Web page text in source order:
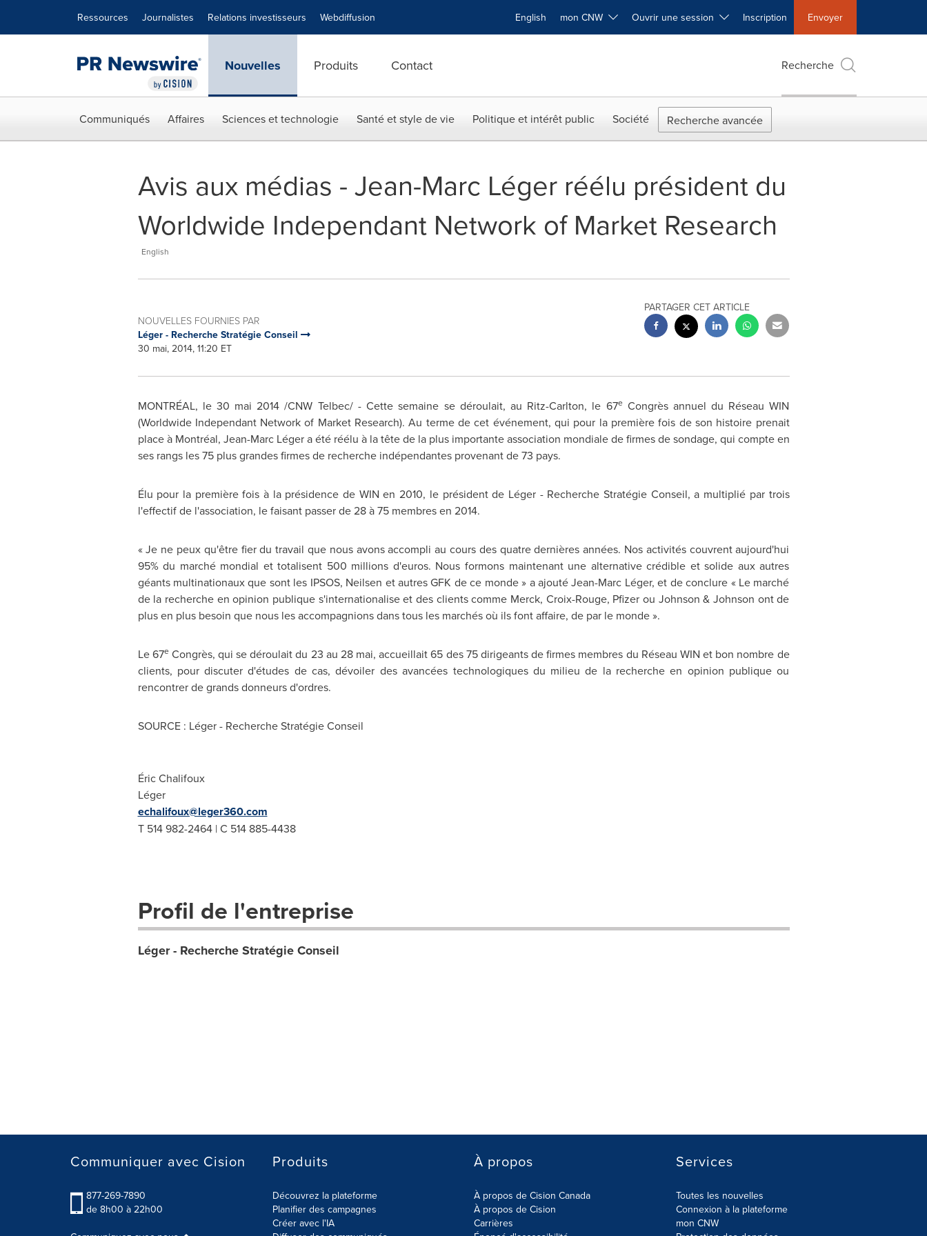
Ressources Journalistes Relations investisseurs Webdiffusion English mon CNW Ouvrir une session Inscription Envoyer
Nouvelles Produits Contact Recherche
Communiqués Affaires Sciences et technologie Santé et style de vie Politique et intérêt public Société Recherche avancée
Avis aux médias - Jean-Marc Léger réélu président du
Worldwide Independant Network of Market Research
English
NOUVELLES FOURNIES PAR
Léger - Recherche Stratégie Conseil
30 mai, 2014, 11:20 ET
PARTAGER CET ARTICLE
MONTRÉAL, le 30 mai 2014 /CNW Telbec/ - Cette semaine se déroulait, au Ritz-Carlton, le 67eCongrès annuel du Réseau WIN
(Worldwide Independant Network of Market Research). Au terme de cet événement, qui pour la première fois de son histoire prenait
place à Montréal, Jean-Marc Léger a été réélu à la tête de la plus importante association mondiale de firmes de sondage, qui compte en
ses rangs les 75 plus grandes firmes de recherche indépendantes provenant de 73 pays.
Élu pour la première fois à la présidence de WIN en 2010, le président de Léger - Recherche Stratégie Conseil, a multiplié par trois
l'effectif de l'association, le faisant passer de 28 à 75 membres en 2014.
« Je ne peux qu'être fier du travail que nous avons accompli au cours des quatre dernières années. Nos activités couvrent aujourd'hui
95% du marché mondial et totalisent 500 millions d'euros. Nous formons maintenant une alternative crédible et solide aux autres
géants multinationaux que sont les IPSOS, Neilsen et autres GFK de ce monde » a ajouté Jean-Marc Léger, et de conclure « Le marché
de la recherche en opinion publique s'internationalise et des clients comme Merck, Croix-Rouge, Pfizer ou Johnson & Johnson ont de
plus en plus besoin que nous les accompagnions dans tous les marchés où ils font affaire, de par le monde ».
Le 67eCongrès, qui se déroulait du 23 au 28 mai, accueillait 65 des 75 dirigeants de firmes membres du Réseau WIN et bon nombre de
clients, pour discuter d'études de cas, dévoiler des avancées technologiques du milieu de la recherche en opinion publique ou
rencontrer de grands donneurs d'ordres.
SOURCE : Léger - Recherche Stratégie Conseil
Éric Chalifoux
Léger
echalifoux@leger360.com
T 514 982-2464 | C 514 885-4438
Profil de l'entreprise
Léger - Recherche Stratégie Conseil
Communiquer avec Cision
877-269-7890
de 8h00 à 22h00
Produits
Découvrez la plateforme
Planifier des campagnes
Créer avec l'IA
À propos
À propos de Cision Canada
À propos de Cision
Carrières
Services
Toutes les nouvelles
Connexion à la plateforme
mon CNW